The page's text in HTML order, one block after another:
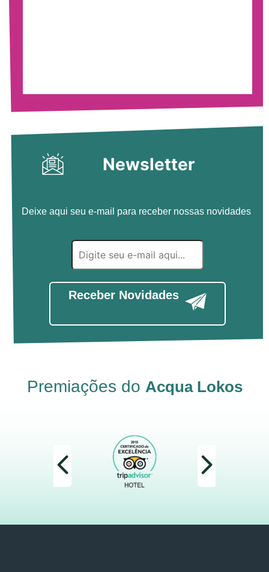
Newsletter
Deixe aqui seu e-mail para receber nossas novidades
Receber Novidades
Premiações do Acqua Lokos